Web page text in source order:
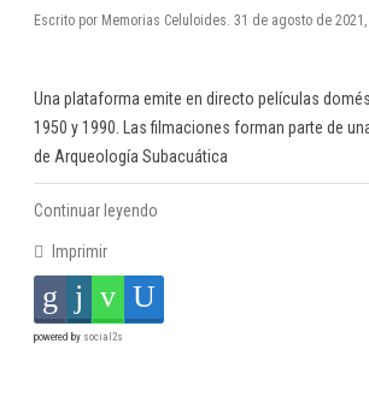
Escrito por Memorias Celuloides. 31 de agosto de
Una plataforma emite en directo películas
1950 y 1990. Las filmaciones forman parte de
de Arqueología Subacuática
Continuar leyendo
Imprimir
powered by social2s